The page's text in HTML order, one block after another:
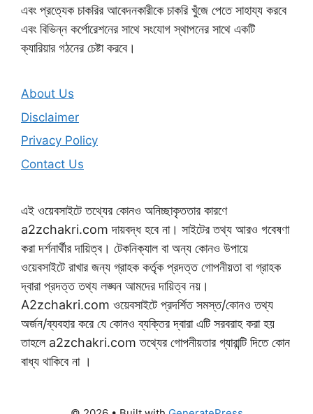
এবং প্রত্যেক চাকরির আবেদনকারীকে চাকরি খুঁজে পেতে সাহায্য করবে
এবং বিভিন্ন কর্পোরেশনের সাথে সংযোগ স্থাপনের সাথে একটি
ক্যারিয়ার গঠনের চেষ্টা করবে।
About Us
Disclaimer
Privacy Policy
Contact Us
এই ওয়েবসাইটে তথ্যের কোনও অনিচ্ছাকৃততার কারণে
a2zchakri.com দায়বদ্ধ হবে না। সাইটের তথ্য আরও গবেষণা
করা দর্শনার্থীর দায়িত্ব। টেকনিক্যাল বা অন্য কোনও উপায়ে
ওয়েবসাইটে রাখার জন্য গ্রাহক কর্তৃক প্রদত্ত গোপনীয়তা বা গ্রাহক
দ্বারা প্রদত্ত তথ্য লঙ্ঘন আমদের দায়িত্ব নয়।
A2zchakri.com ওয়েবসাইটে প্রদর্শিত সমস্ত/কোনও তথ্য
অর্জন/ব্যবহার করে যে কোনও ব্যক্তির দ্বারা এটি সরবরাহ করা হয়
তাহলে a2zchakri.com তথ্যের গোপনীয়তার গ্যারান্টি দিতে কোন
বাধ্য থাকিবে না ।